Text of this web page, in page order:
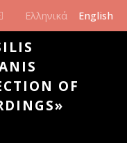
Ελληνικά English
OF